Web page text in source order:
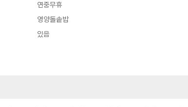
연중무휴
영양돌솥밥
있음